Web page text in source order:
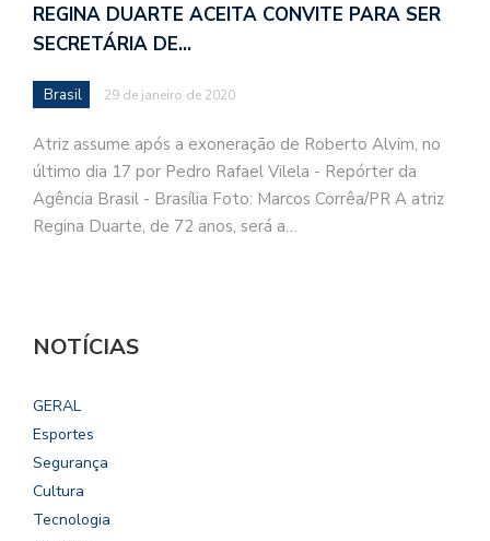
REGINA DUARTE ACEITA CONVITE PARA SER
SECRETÁRIA DE…
Brasil 29 de janeiro de 2020
Atriz assume após a exoneração de Roberto Alvim, no
último dia 17 por Pedro Rafael Vilela - Repórter da
Agência Brasil - Brasília Foto: Marcos Corrêa/PR A atriz
Regina Duarte, de 72 anos, será a…
NOTÍCIAS
GERAL
Esportes
Segurança
Cultura
Tecnologia